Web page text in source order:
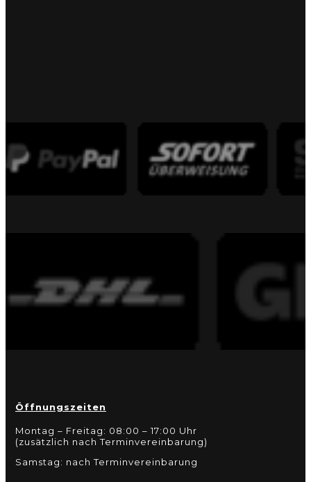
Öffnungszeiten
Montag – Freitag: 08:00 – 17:00 Uhr
(zusätzlich nach Terminvereinbarung)
Samstag: nach Terminvereinbarung